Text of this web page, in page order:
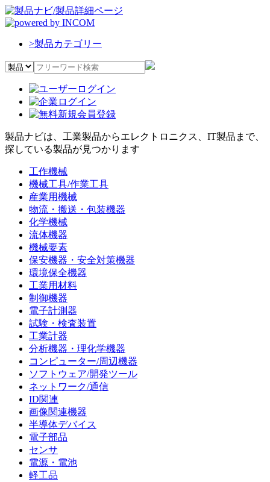
>製品カテゴリー
製品ナビは、工業製品からエレクトロニクス、IT製品まで、
探している製品が見つかります
工作機械
機械工具/作業工具
産業用機械
物流・搬送・包装機器
化学機械
流体機器
機械要素
保安機器・安全対策機器
環境保全機器
工業用材料
制御機器
電子計測器
試験・検査装置
工業計器
分析機器・理化学機器
コンピューター/周辺機器
ソフトウェア/開発ツール
ネットワーク/通信
ID関連
画像関連機器
半導体デバイス
電子部品
センサ
電源・電池
軽工品